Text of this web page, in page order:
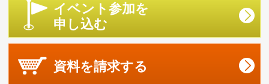
イベント参加を
申し込む
資料を請求する